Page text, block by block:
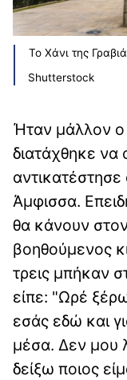
Το Χάνι της
Shutterstock
Ήταν μάλλον
διατάχθηκε να
Άμφισσα.
θα κάνουν
βοηθούμενος
τρεις μπήκαν
είπε: "Ωρέ
εσάς εδώ και
μέσα. Δεν μου
δείξω ποιος